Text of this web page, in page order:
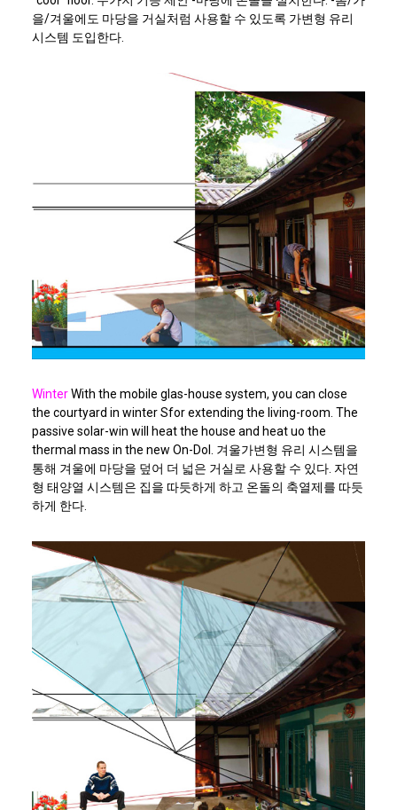
을/겨울에도 마당을 거실처럼 사용할 수 있도록 가변형 유리
시스템 도입한다.
WinterWith the mobile glas-house system, you can close
the courtyard in winter Sfor extending the living-room. The
passive solar-win will
heat the house and heat uo the
thermal mass in the new On-Dol. 겨울가변형 유리 시스템을
통해 겨울에 마당을 덮어 더 넓은 거실로 사용할 수 있다. 자연
형 태양열 시스템은 집을 따듯하게 하고 온돌의 축열제를 따듯
하게 한다.